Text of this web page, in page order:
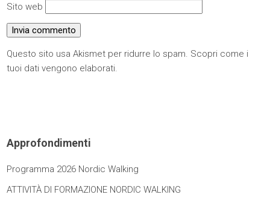
Sito web
Questo sito usa Akismet per ridurre lo spam. Scopri come i
tuoi dati vengono elaborati.
Approfondimenti
Programma 2026 Nordic Walking
ATTIVITÀ DI FORMAZIONE NORDIC WALKING